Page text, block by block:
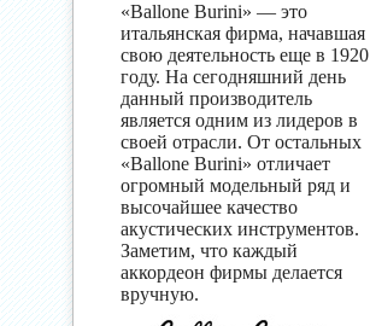
«Ballone Burini» — это
итальянская фирма, начавшая
свою деятельность еще в 1920
году. На сегодняшний день
данный производитель
является одним из лидеров в
своей отрасли. От остальных
«Ballone Burini» отличает
огромный модельный ряд и
высочайшее качество
акустических инструментов.
Заметим, что каждый
аккордеон фирмы делается
вручную.